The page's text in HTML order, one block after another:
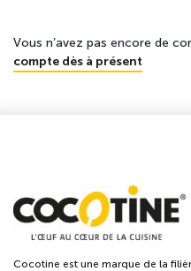
Vous n’avez pas encore de
compte dès à présent
Cocotine est une marque de la